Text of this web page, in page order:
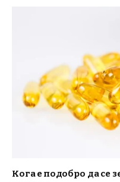
Кога е подобро да се